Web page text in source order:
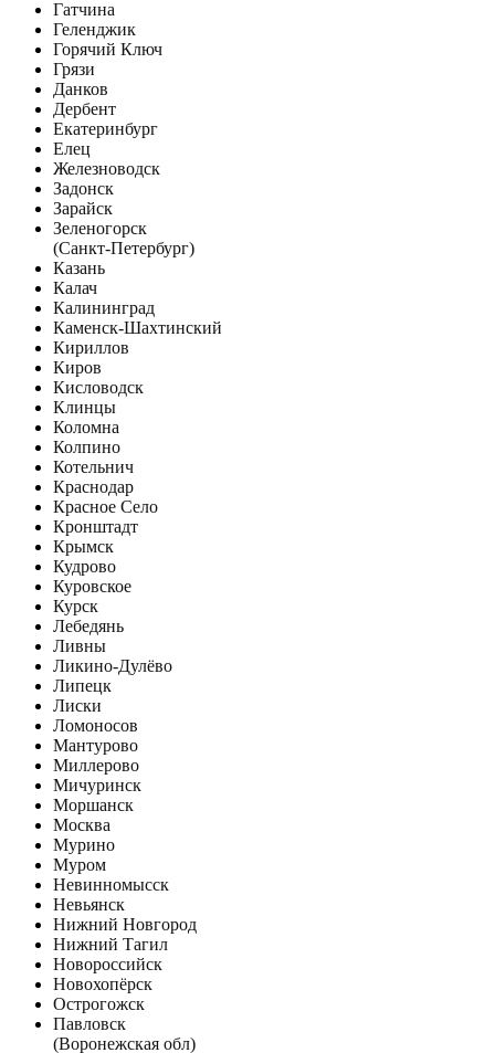
Гатчина
Геленджик
Горячий Ключ
Грязи
Данков
Дербент
Екатеринбург
Елец
Железноводск
Задонск
Зарайск
Зеленогорск
(Санкт-Петербург)
Казань
Калач
Калининград
Каменск-Шахтинский
Кириллов
Киров
Кисловодск
Клинцы
Коломна
Колпино
Котельнич
Краснодар
Красное Село
Кронштадт
Крымск
Кудрово
Куровское
Курск
Лебедянь
Ливны
Ликино-Дулёво
Липецк
Лиски
Ломоносов
Мантурово
Миллерово
Мичуринск
Моршанск
Москва
Мурино
Муром
Невинномысск
Невьянск
Нижний Новгород
Нижний Тагил
Новороссийск
Новохопёрск
Острогожск
Павловск
(Воронежская обл)